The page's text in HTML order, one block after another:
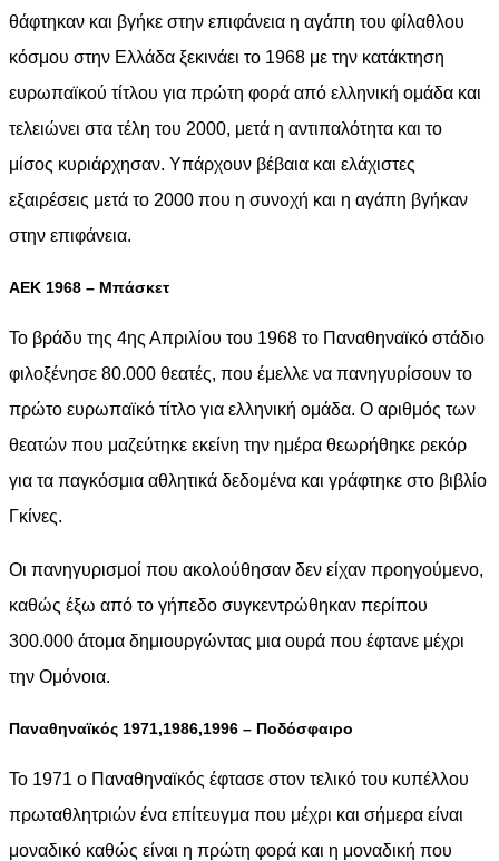
θάφτηκαν και βγήκε στην επιφάνεια η αγάπη του φίλαθλου
κόσμου στην Ελλάδα ξεκινάει το 1968 με την κατάκτηση
ευρωπαϊκού τίτλου για πρώτη φορά από ελληνική ομάδα και
τελειώνει στα τέλη του 2000, μετά η αντιπαλότητα και το
μίσος κυριάρχησαν. Υπάρχουν βέβαια και ελάχιστες
εξαιρέσεις μετά το 2000 που η συνοχή και η αγάπη βγήκαν
στην επιφάνεια.
ΑΕΚ 1968 – Μπάσκετ
Το βράδυ της 4ης Απριλίου του 1968 το Παναθηναϊκό στάδιο
φιλοξένησε 80.000 θεατές, που έμελλε να πανηγυρίσουν το
πρώτο ευρωπαϊκό τίτλο για ελληνική ομάδα. Ο αριθμός των
θεατών που μαζεύτηκε εκείνη την ημέρα θεωρήθηκε ρεκόρ
για τα παγκόσμια αθλητικά δεδομένα και γράφτηκε στο βιβλίο
Γκίνες.
Οι πανηγυρισμοί που ακολούθησαν δεν είχαν προηγούμενο,
καθώς έξω από το γήπεδο συγκεντρώθηκαν περίπου
300.000 άτομα δημιουργώντας μια ουρά που έφτανε μέχρι
την Ομόνοια.
Παναθηναϊκός 1971,1986,1996 – Ποδόσφαιρο
Το 1971 ο Παναθηναϊκός έφτασε στον τελικό του κυπέλλου
πρωταθλητριών ένα επίτευγμα που μέχρι και σήμερα είναι
μοναδικό καθώς είναι η πρώτη φορά και η μοναδική που